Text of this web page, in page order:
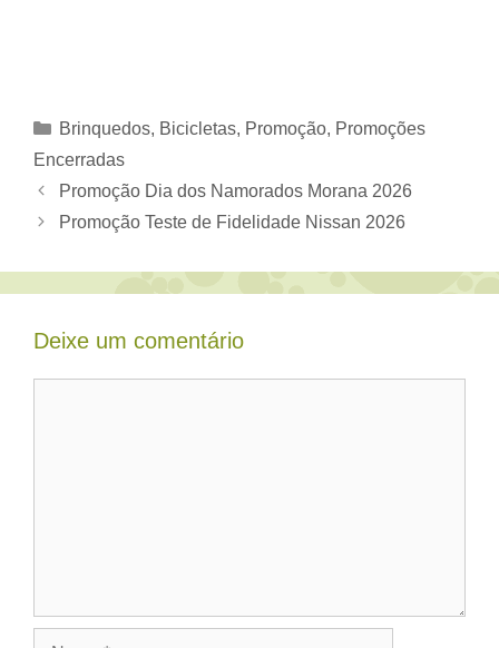
Categorias
Brinquedos, Bicicletas, Promoção, Promoções
Encerradas
Promoção Dia dos Namorados Morana 2026
Promoção Teste de Fidelidade Nissan 2026
Deixe um comentário